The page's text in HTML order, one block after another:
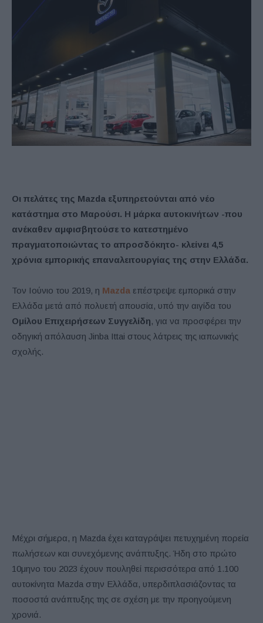
Οι πελάτες της Mazda εξυπηρετούνται από νέο
κατάστημα στο Μαρούσι. Η μάρκα αυτοκινήτων -που
ανέκαθεν αμφισβητούσε το κατεστημένο
πραγματοποιώντας το απροσδόκητο- κλείνει 4,5
χρόνια εμπορικής επαναλειτουργίας της στην Ελλάδα.
Τον Ιούνιο του 2019, η Mazda επέστρεψε εμπορικά στην
Ελλάδα μετά από πολυετή απουσία, υπό την αιγίδα του
Ομίλου Επιχειρήσεων Συγγελίδη, για να προσφέρει την
οδηγική απόλαυση Jinba Ittai στους λάτρεις της ιαπωνικής
σχολής.
Μέχρι σήμερα, η Mazda έχει καταγράψει πετυχημένη πορεία
πωλήσεων και συνεχόμενης ανάπτυξης. Ήδη στο πρώτο
10μηνο του 2023 έχουν πουληθεί περισσότερα από 1.100
αυτοκίνητα Mazda στην Ελλάδα, υπερδιπλασιάζοντας τα
ποσοστά ανάπτυξης της σε σχέση με την προηγούμενη
χρονιά.